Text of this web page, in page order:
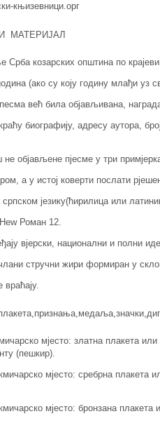
књизевници.орг
МАТЕРИЈАЛ
Срба козарских општина по
(ако су коју годину млађи уз
већ била објављивана,
биографију, адресу аутора,
објављене пјесме у три
а у истој коверти послати
језику(ћирилица или
Роман 12.
вјерски, национални и полни
стручни жири формиран у
враћају.
мјесто: златна
(пешкир).
мјесто: сребрна
мјесто: бронзана